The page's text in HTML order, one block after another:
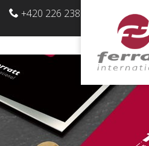
+420 226 238 700
DE